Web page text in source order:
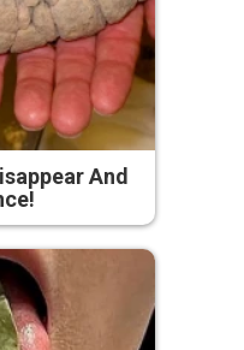
And